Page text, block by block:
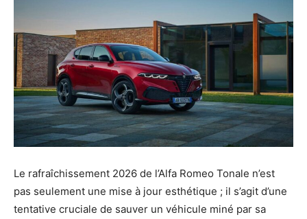
Le rafraîchissement 2026 de l’Alfa Romeo Tonale n’est
pas seulement une mise à jour esthétique ; il s’agit d’une
tentative cruciale de sauver un véhicule miné par sa